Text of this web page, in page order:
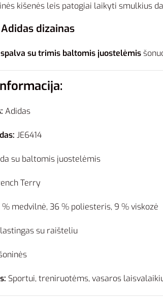
kišenės leis patogiai laikyti smulkius
dizainas
su trimis baltomis juostelėmis
Adidas
JE6414
su baltomis juostelėmis
Terry
% medvilnė, 36 % poliesteris, 9 % viskozė
su raišteliu
Sportui, treniruotėms, vasaros